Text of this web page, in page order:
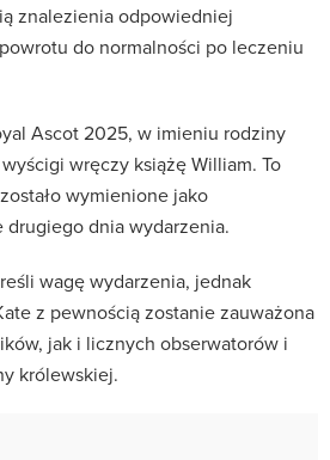
znalezienia odpowiedniej
do normalności po leczeniu
Ascot 2025, w imieniu rodziny
wręczy książę William. To
wymienione jako
dnia wydarzenia.
wagę wydarzenia, jednak
z pewnością zostanie zauważona
jak i licznych obserwatorów i
królewskiej.